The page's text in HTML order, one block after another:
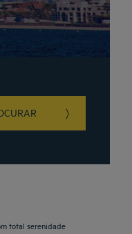
total serenidade